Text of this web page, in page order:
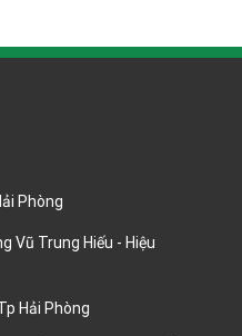
Phòng
Vũ Trung Hiếu - Hiệu
Hải Phòng